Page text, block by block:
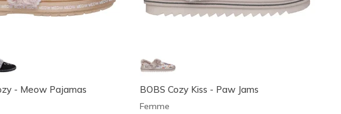
- Meow Pajamas BOBS Cozy Kiss - Paw Jams
Femme